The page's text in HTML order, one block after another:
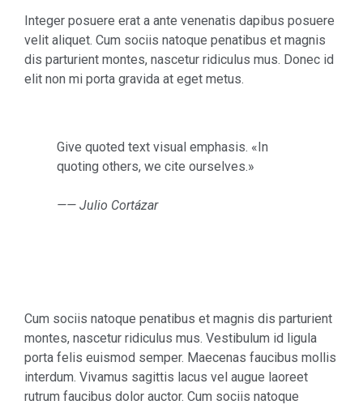
Integer posuere erat a ante venenatis dapibus posuere
velit aliquet. Cum sociis natoque penatibus et magnis
dis parturient montes, nascetur ridiculus mus. Donec id
elit non mi porta gravida at eget metus.
Give quoted text visual emphasis. «In
quoting others, we cite ourselves.»
—— Julio Cortázar
Cum sociis natoque penatibus et magnis dis parturient
montes, nascetur ridiculus mus. Vestibulum id ligula
porta felis euismod semper. Maecenas faucibus mollis
interdum. Vivamus sagittis lacus vel augue laoreet
rutrum faucibus dolor auctor. Cum sociis natoque